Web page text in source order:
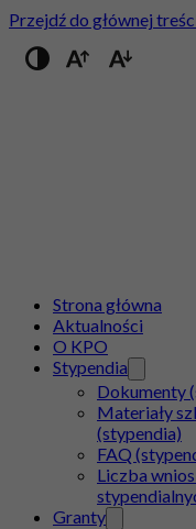
Przejdź do głównej
Przełącz na wysoki
Strona główna
Aktualności
O KPO
Stypendia
Dokumenty
Materiały
(stypendia)
FAQ
Liczba
Granty